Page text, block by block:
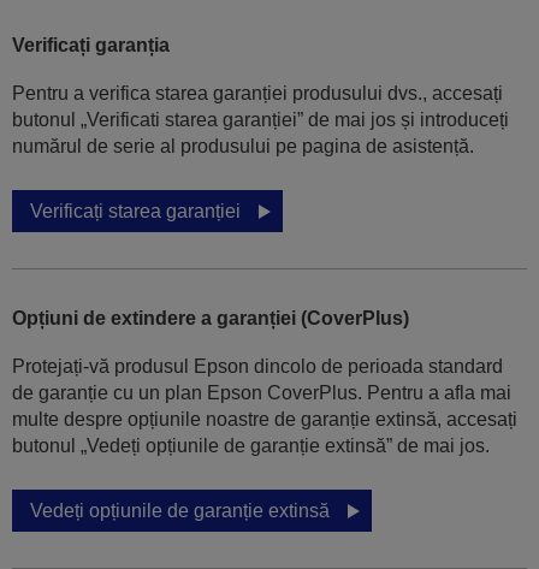
Verificați garanția
Pentru a verifica starea garanției produsului dvs., accesați
butonul „Verificati starea garanției” de mai jos și introduceți
numărul de serie al produsului pe pagina de asistență.
Verificați starea garanției
Opțiuni de extindere a garanției (CoverPlus)
Protejați-vă produsul Epson dincolo de perioada standard
de garanție cu un plan Epson CoverPlus. Pentru a afla mai
multe despre opțiunile noastre de garanție extinsă, accesați
butonul „Vedeți opțiunile de garanție extinsă” de mai jos.
Vedeți opțiunile de garanție extinsă